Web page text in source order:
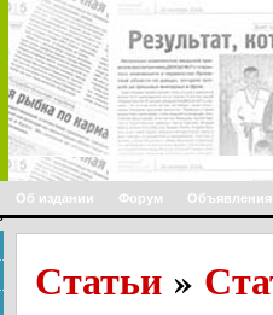
Об издании Форум Объявления
Статьи »